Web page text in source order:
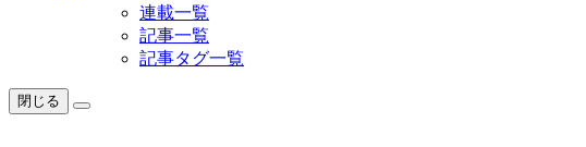
連載一覧
記事一覧
記事タグ一覧
閉じる